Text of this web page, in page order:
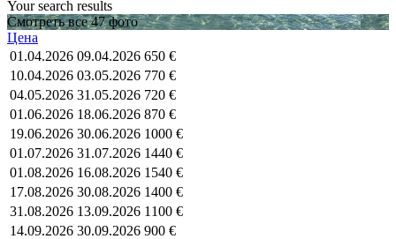
Your search results
Смотреть все 47 фото
Цена
01.04.2026 09.04.2026 650 €
10.04.2026 03.05.2026 770 €
04.05.2026 31.05.2026 720 €
01.06.2026 18.06.2026 870 €
19.06.2026 30.06.2026 1000 €
01.07.2026 31.07.2026 1440 €
01.08.2026 16.08.2026 1540 €
17.08.2026 30.08.2026 1400 €
31.08.2026 13.09.2026 1100 €
14.09.2026 30.09.2026 900 €